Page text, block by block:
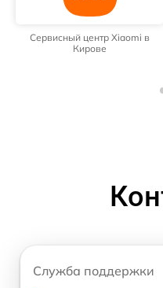
Сервисный центр Xiaomi в
Кирове
Служба поддержки